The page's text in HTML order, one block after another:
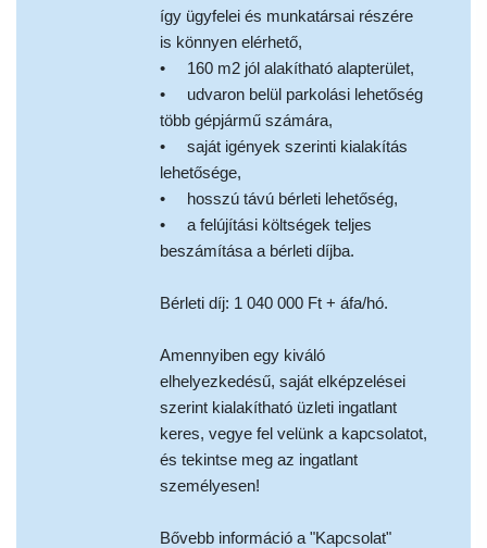
így ügyfelei és munkatársai részére
is könnyen elérhető,
• 160 m2 jól alakítható alapterület,
• udvaron belül parkolási lehetőség
több gépjármű számára,
• saját igények szerinti kialakítás
lehetősége,
• hosszú távú bérleti lehetőség,
• a felújítási költségek teljes
beszámítása a bérleti díjba.
Bérleti díj: 1 040 000 Ft + áfa/hó.
Amennyiben egy kiváló
elhelyezkedésű, saját elképzelései
szerint kialakítható üzleti ingatlant
keres, vegye fel velünk a kapcsolatot,
és tekintse meg az ingatlant
személyesen!
Bővebb információ a "Kapcsolat"